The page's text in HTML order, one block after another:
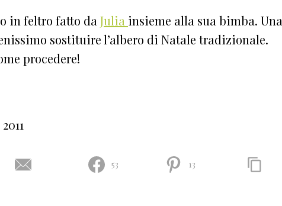
in feltro fatto da Julia insieme alla sua bimba. Una
sostituire l’albero di Natale tradizionale.
procedere!
53 13